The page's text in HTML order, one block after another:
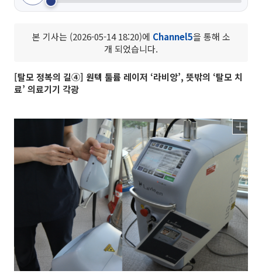
본 기사는 (2026-05-14 18:20)에 Channel5을 통해 소
개 되었습니다.
[탈모 정복의 길④] 원텍 툴륨 레이저 ‘라비앙’, 뜻밖의 ‘탈모 치
료’ 의료기기 각광